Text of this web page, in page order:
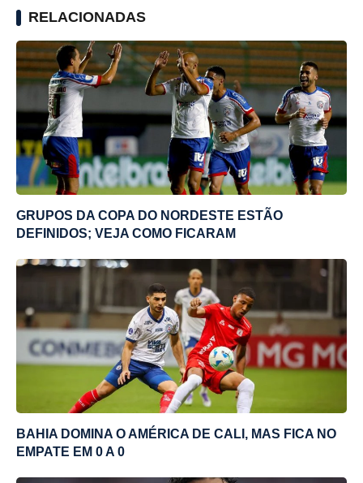
RELACIONADAS
GRUPOS DA COPA DO NORDESTE ESTÃO
DEFINIDOS; VEJA COMO FICARAM
BAHIA DOMINA O AMÉRICA DE CALI, MAS FICA NO
EMPATE EM 0 A 0